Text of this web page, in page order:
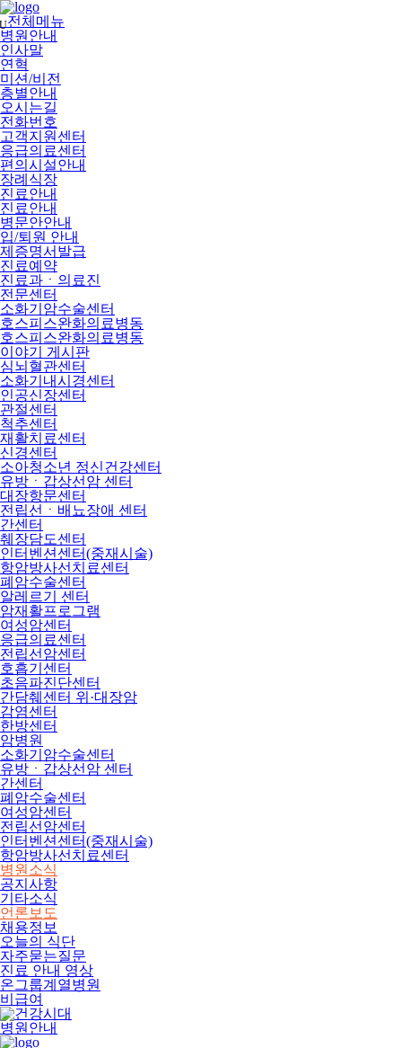
메
뉴
건
너
뛰
기
전체메뉴
병원안내
인사말
연혁
미션/비전
층별안내
오시는길
전화번호
고객지원센터
응급의료센터
편의시설안내
장례식장
진료안내
진료안내
병문안안내
입/퇴원 안내
제증명서발급
진료예약
진료과ㆍ의료진
전문센터
소화기암수술센터
호스피스완화의료병동
호스피스완화의료병동
이야기 게시판
심뇌혈관센터
소화기내시경센터
인공신장센터
관절센터
척추센터
재활치료센터
신경센터
소아청소년 정신건강센터
유방ㆍ갑상선암 센터
대장항문센터
전립선ㆍ배뇨장애 센터
간센터
췌장담도센터
인터벤션센터(중재시술)
항암방사선치료센터
폐암수술센터
알레르기 센터
암재활프로그램
여성암센터
응급의료센터
전립선암센터
호흡기센터
초음파진단센터
간담췌센터 위·대장암
감염센터
한방센터
암병원
소화기암수술센터
유방ㆍ갑상선암 센터
간센터
폐암수술센터
여성암센터
전립선암센터
인터벤션센터(중재시술)
항암방사선치료센터
병원소식
공지사항
기타소식
언론보도
채용정보
오늘의 식단
자주묻는질문
진료 안내 영상
온그룹계열병원
비급여
병원안내